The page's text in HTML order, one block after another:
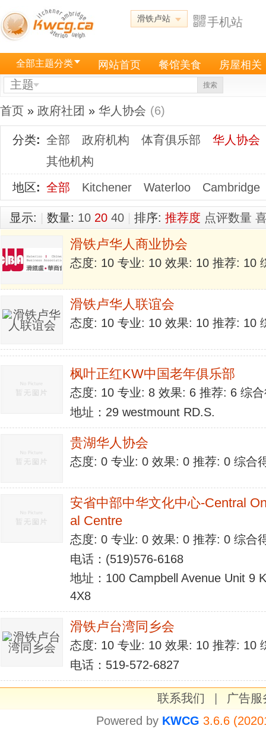
滑铁卢站 手机站
全部主题分类 网站首页 餐馆美食 房屋相关
主题 搜索
首页 » 政府社团 » 华人协会 (6)
分类: 全部 政府机构 体育俱乐部
华人协会
其他机构
地区: 全部 Kitchener Waterloo Cambridge
显示: 数量: 10 20 40 排序: 推荐度 点评数量
滑铁卢华人商业协会
态度: 10 专业: 10 效果: 10 推荐: 10
滑铁卢华人联谊会
态度: 10 专业: 10 效果: 10 推荐: 10
枫叶正红KW中国老年俱乐部
态度: 10 专业: 8 效果: 6 推荐: 6 综
地址：29 westmount RD.S.
贵湖华人协会
态度: 0 专业: 0 效果: 0 推荐: 0 综合
安省中部中华文化中心-Central
al Centre
态度: 0 专业: 0 效果: 0 推荐: 0 综合
电话：(519)576-6168
地址：100 Campbell Avenue Unit 9
4X8
滑铁卢台湾同乡会
态度: 10 专业: 10 效果: 10 推荐: 10
电话：519-572-6827
联系我们
广告服
Powered by KWCG 3.6.6